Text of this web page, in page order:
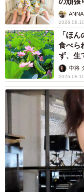
ANNA
2026.08.10
「ほ
食べら
ず、生
中将
2026.08.10